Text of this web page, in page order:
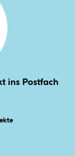
ins Postfach